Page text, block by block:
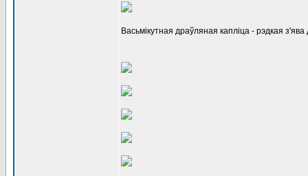
Васьмікутная драўляная капліца - рэдкая з'ява